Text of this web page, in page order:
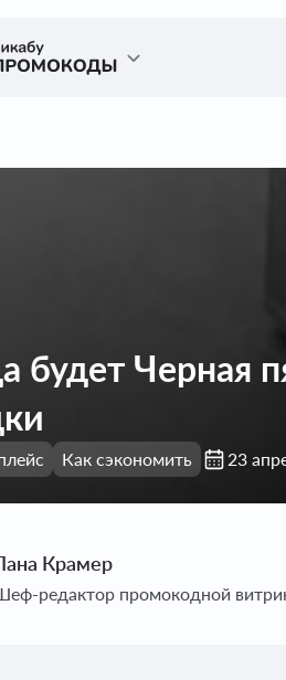
будет Черная
Как сэкономить 23
Крамер
редактор промокодной